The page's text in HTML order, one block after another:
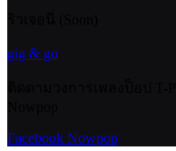
gig & go
Facebook Nowpop